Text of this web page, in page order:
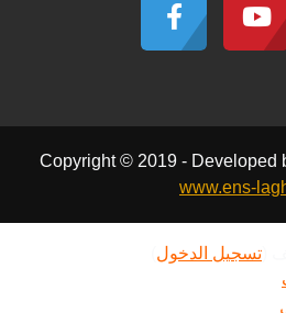
Copyright © 2019 - Developed
www.ens-
تسجيل الدخول